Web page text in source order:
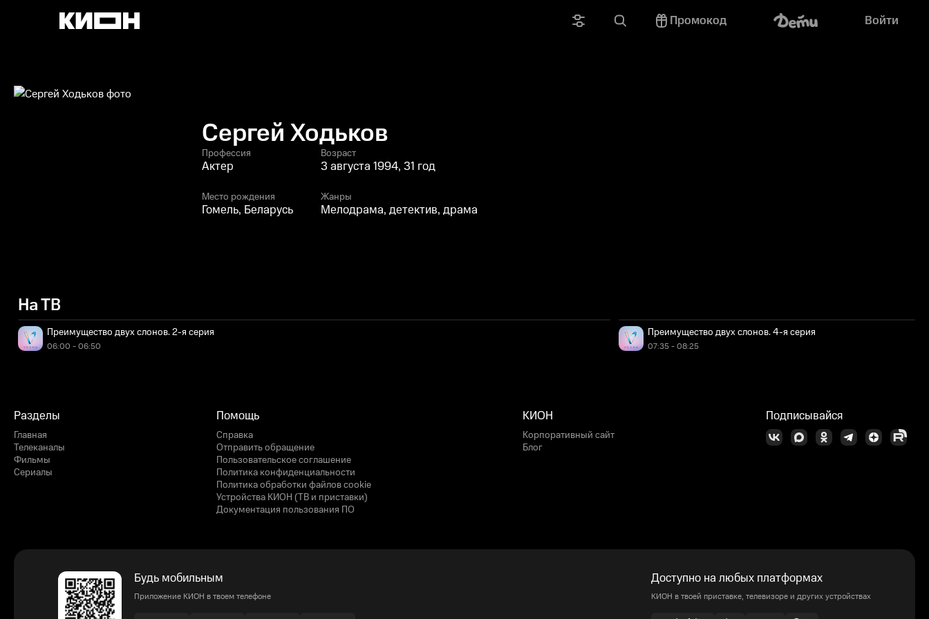
Промокод Войти
Сергей Ходьков
Профессия
Актер
Возраст
3 августа 1994, 31 год
Место рождения
Гомель, Беларусь
Жанры
Мелодрама, детектив, драма
На ТВ
Преимущество двух слонов. 2-я серия
06:00 - 06:50
Преимущество двух слонов. 4-я серия
07:35 - 08:25
Разделы
Главная
Телеканалы
Фильмы
Сериалы
Помощь
Справка
Отправить обращение
Пользовательское соглашение
Политика конфиденциальности
Политика обработки файлов cookie
Устройства КИОН (ТВ и приставки)
Документация пользования ПО
КИОН
Корпоративный сайт
Блог
Подписывайся
Будь мобильным
Приложение КИОН в твоем телефоне
Доступно на любых платформах
КИОН в твоей приставке, телевизоре и других устройствах